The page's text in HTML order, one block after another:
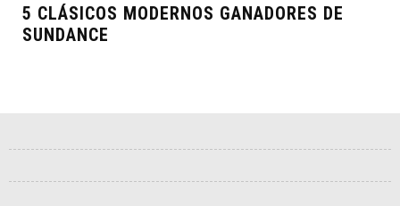
5 CLÁSICOS MODERNOS GANADORES DE
SUNDANCE